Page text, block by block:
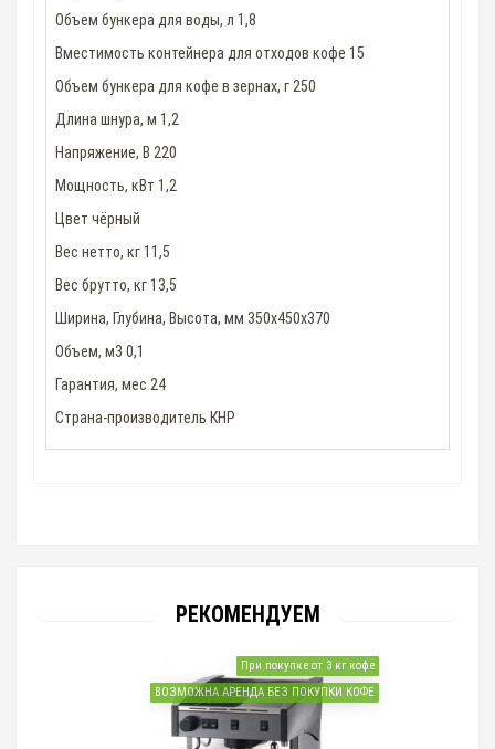
Объем бункера для воды, л 1,8
Вместимость контейнера для отходов кофе 15
Объем бункера для кофе в зернах, г 250
Длина шнура, м 1,2
Напряжение, В 220
Мощность, кВт 1,2
Цвет чёрный
Вес нетто, кг 11,5
Вес брутто, кг 13,5
Ширина, Глубина, Высота, мм 350x450x370
Объем, м3 0,1
Гарантия, мес 24
Страна-производитель КНР
РЕКОМЕНДУЕМ
При покупке от 3 кг кофе
ВОЗМОЖНА АРЕНДА БЕЗ ПОКУПКИ КОФЕ